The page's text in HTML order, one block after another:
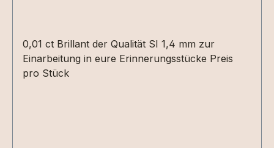
0,01 ct Brillant der Qualität SI 1,4 mm zur
Einarbeitung in eure Erinnerungsstücke Preis
pro Stück